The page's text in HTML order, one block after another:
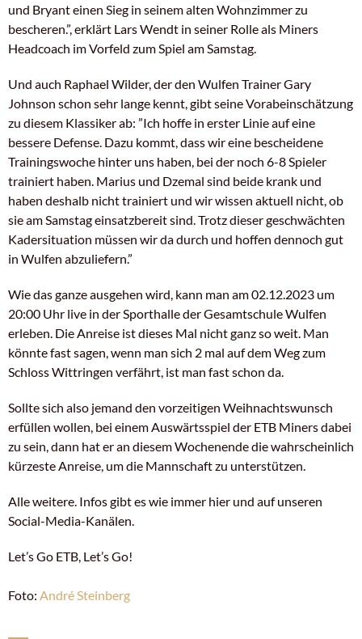
und Bryant einen Sieg in seinem alten Wohnzimmer zu
bescheren.”, erklärt Lars Wendt in seiner Rolle als Miners
Headcoach im Vorfeld zum Spiel am Samstag.
Und auch Raphael Wilder, der den Wulfen Trainer Gary
Johnson schon sehr lange kennt, gibt seine Vorabeinschätzung
zu diesem Klassiker ab: ”Ich hoffe in erster Linie auf eine
bessere Defense. Dazu kommt, dass wir eine bescheidene
Trainingswoche hinter uns haben, bei der noch 6-8 Spieler
trainiert haben. Marius und Dzemal sind beide krank und
haben deshalb nicht trainiert und wir wissen aktuell nicht, ob
sie am Samstag einsatzbereit sind. Trotz dieser geschwächten
Kadersituation müssen wir da durch und hoffen dennoch gut
in Wulfen abzuliefern.”
Wie das ganze ausgehen wird, kann man am 02.12.2023 um
20:00 Uhr live in der Sporthalle der Gesamtschule Wulfen
erleben. Die Anreise ist dieses Mal nicht ganz so weit. Man
könnte fast sagen, wenn man sich 2 mal auf dem Weg zum
Schloss Wittringen verfährt, ist man fast schon da.
Sollte sich also jemand den vorzeitigen Weihnachtswunsch
erfüllen wollen, bei einem Auswärtsspiel der ETB Miners dabei
zu sein, dann hat er an diesem Wochenende die wahrscheinlich
kürzeste Anreise, um die Mannschaft zu unterstützen.
Alle weitere. Infos gibt es wie immer hier und auf unseren
Social-Media-Kanälen.
Let’s Go ETB, Let’s Go!
Foto: André Steinberg